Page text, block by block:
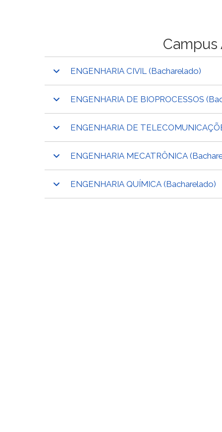
ENGENHARIA CIVIL (Bacharelado)
ENGENHARIA DE BIOPROCESSOS
ENGENHARIA DE
ENGENHARIA MECATRÔNICA
ENGENHARIA QUÍMICA (Bacharelado)